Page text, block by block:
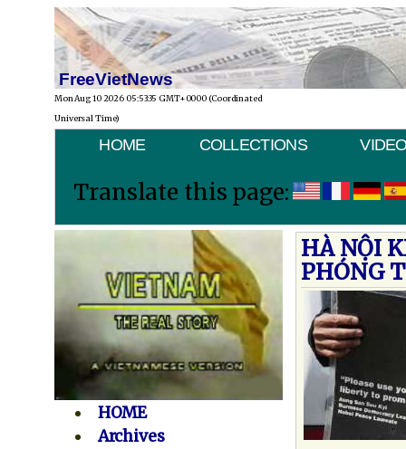
FreeVietNews
Mon Aug 10 2026 05:53:35 GMT+0000 (Coordinated
Universal Time)
HOME COLLECTIONS
Translate this page:
HOME
Archives
HÀ NỘI
PHÓNG